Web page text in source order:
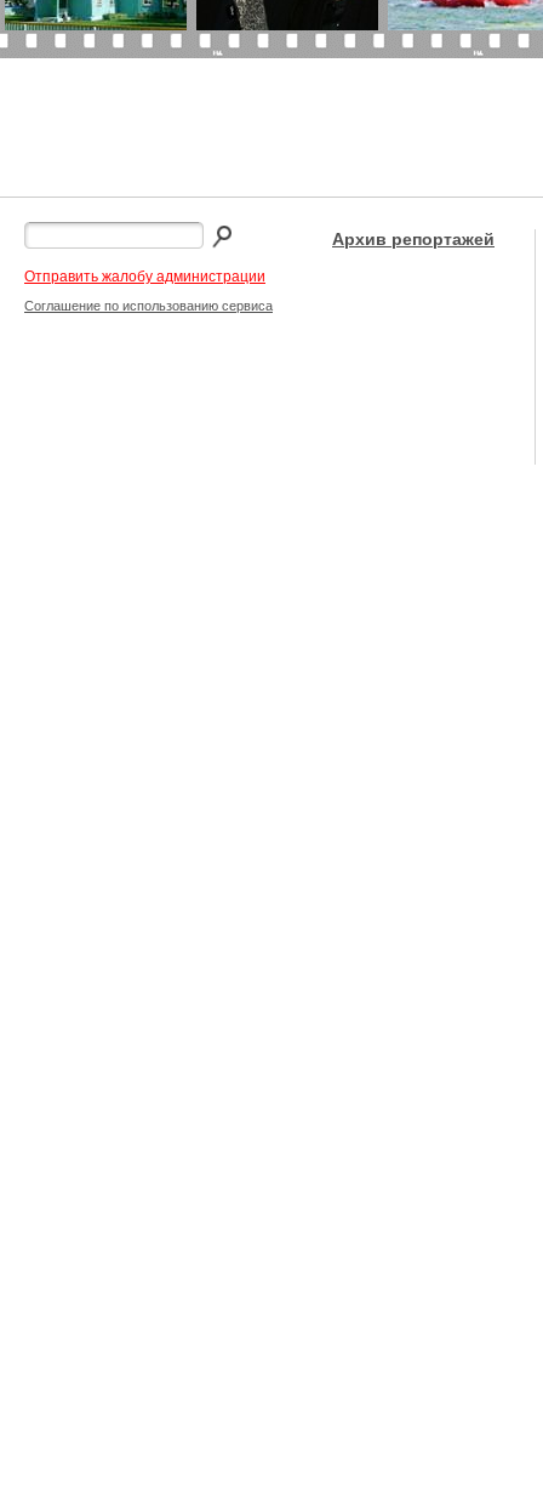
Отправить жалобу администрации
Соглашение по использованию сервиса
Архив репортажей